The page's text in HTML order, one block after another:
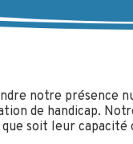
notre présence
de handicap.
soit leur